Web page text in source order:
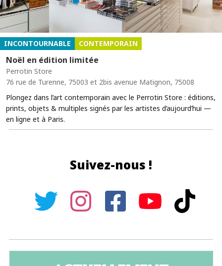
INCONTOURNABLE CONTEMPORAIN
Noël en édition limitée
Perrotin Store
76 rue de Turenne, 75003 et 2bis avenue Matignon, 75008
Plongez dans l’art contemporain avec le Perrotin Store : éditions,
prints, objets & multiples signés par les artistes d’aujourd’hui —
en ligne et à Paris.
Suivez-nous !